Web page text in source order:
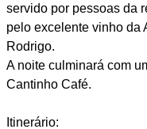
servido por pessoas da
pelo excelente vinho da
Rodrigo.
A noite culminará com
Cantinho Café.
Itinerário: